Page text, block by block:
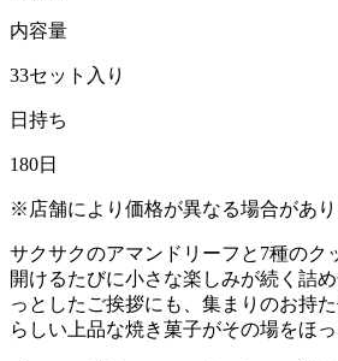
内容量
33セット入り
日持ち
180日
※店舗により価格が異なる場合があ
サクサクのアマンドリーフと7種のク
開けるたびに小さな楽しみが続く詰
っとしたご挨拶にも、集まりのお持
らしい上品な焼き菓子がその場をほ